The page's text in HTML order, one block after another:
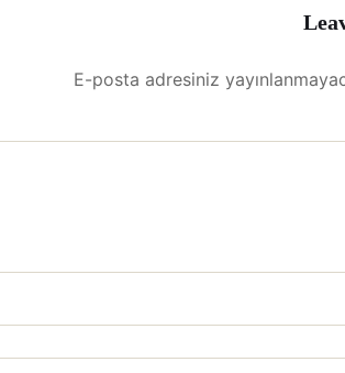
E-posta adresiniz